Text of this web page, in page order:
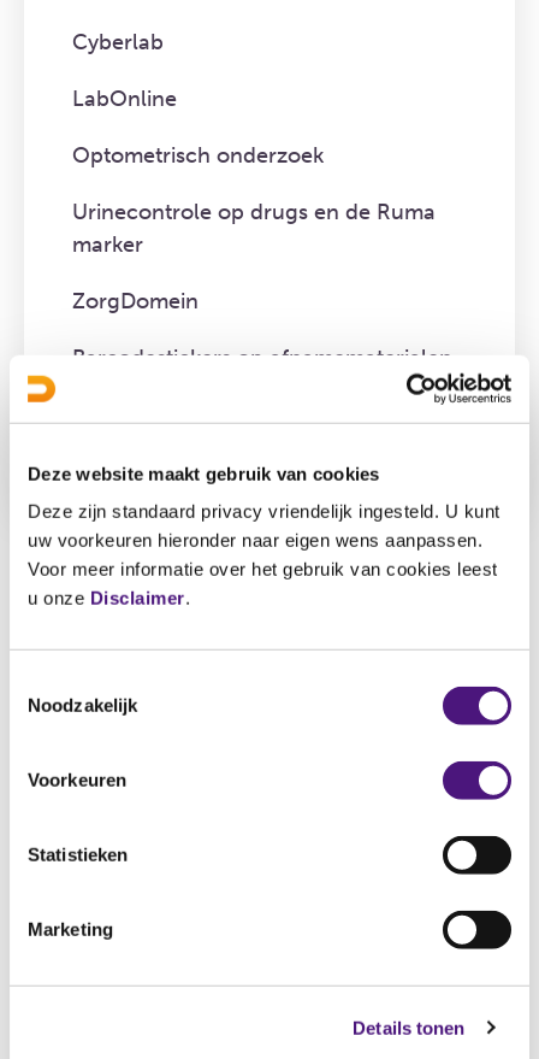
Deze website maakt gebruik van cookies
Deze zijn standaard privacy vriendelijk ingesteld. U kunt
uw voorkeuren hieronder naar eigen wens aanpassen.
Voor meer informatie over het gebruik van cookies leest
u onze Disclaimer.
Noodzakelijk
Voorkeuren
Statistieken
Marketing
Details tonen
Cyberlab
LabOnline
Optometrisch onderzoek
Urinecontrole op drugs en de Ruma
marker
ZorgDomein
Barcodestickers op afnamematerialen
Lees voor Translate
Bestellen oude werkwijze
bestelformulier. Kan ik dat blijven
opgestuurd/gemaild, maar heb nog
niets ontvangen.
Ik wil met spoed een bestelling
plaatsen. Wie kan ik bellen?